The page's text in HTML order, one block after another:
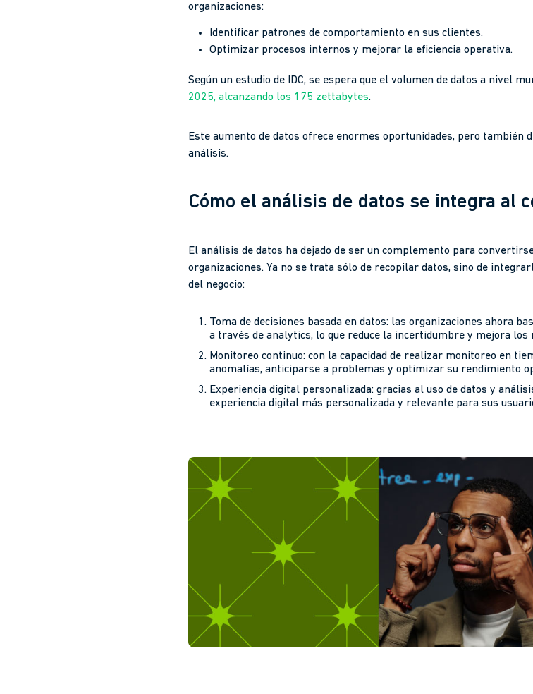
organizaciones:
Identificar patrones de comportamiento en sus clientes.
Optimizar procesos internos y mejorar la eficiencia operativa.
Según un estudio de IDC, se espera que el volumen de datos a nivel
2025, alcanzando los 175 zettabytes.
Este aumento de datos ofrece enormes oportunidades, pero también
análisis.
Cómo el análisis de datos se integra al
El análisis de datos ha dejado de ser un complemento para
organizaciones. Ya no se trata sólo de recopilar datos, sino de
del negocio:
Toma de decisiones basada en datos: las organizaciones ahora
a través de analytics, lo que reduce la incertidumbre y mejora los
Monitoreo continuo: con la capacidad de realizar monitoreo en
anomalías, anticiparse a problemas y optimizar su rendimiento
Experiencia digital personalizada: gracias al uso de datos y
experiencia digital más personalizada y relevante para sus